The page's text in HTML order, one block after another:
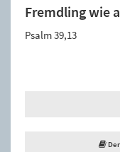
Fremdling wie
Psalm 39,13